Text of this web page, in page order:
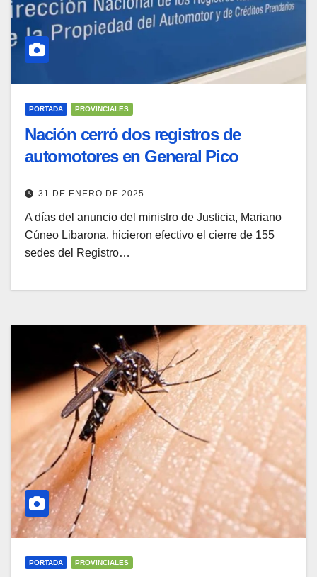
PORTADA PROVINCIALES
Nación cerró dos registros de
automotores en General Pico
31 DE ENERO DE 2025
A días del anuncio del ministro de Justicia, Mariano
Cúneo Libarona, hicieron efectivo el cierre de 155
sedes del Registro…
PORTADA PROVINCIALES